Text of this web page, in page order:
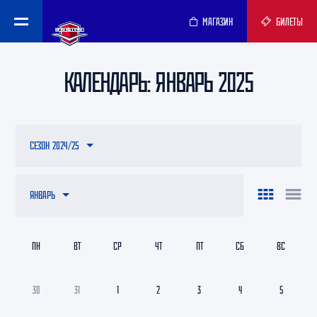
МАГАЗИН БИЛЕТЫ
КАЛЕНДАРЬ: ЯНВАРЬ 2025
ЯНВАРЬ
СЕЗОН 2024/25
30 31 1 2 3 4 5
ПН ВТ СР ЧТ ПТ СБ ВС